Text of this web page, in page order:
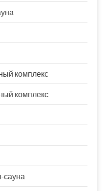
комплекс
комплекс
сауна